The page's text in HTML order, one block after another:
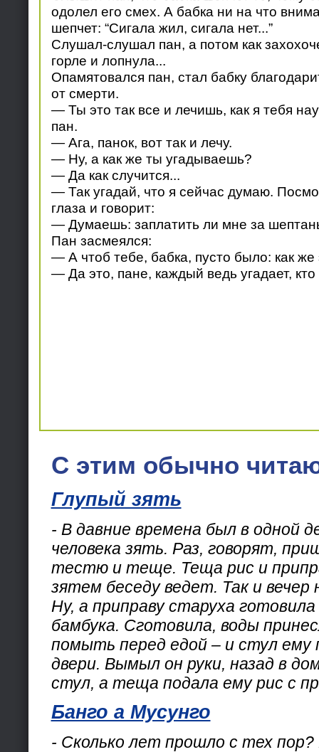
одолел его смех. А бабка ни на что
шепчет: “Сигала жил, сигала нет...”
Слушал-слушал пан, а потом как
горле и лопнула...
Опамятовался пан, стал бабку
от смерти.
— Ты это так все и лечишь, как я тебя
пан.
— Ага, панок, вот так и лечу.
— Ну, а как же ты угадываешь?
— Да как случится...
— Так угадай, что я сейчас думаю.
глаза и говорит:
— Думаешь: заплатить ли мне за
Пан засмеялся:
— А чтоб тебе, бабка, пусто было: как же
— Да это, пане, каждый ведь угадает, кто
С этим обычно
Глупый зять
- В давние времена был в одной
человека зять. Раз, говорят,
тестю и теще. Теща рис и
зятем беседу ведет. Так и вечер
Ну, а приправу старуха готовила
бамбука. Сготовила, воды
помыть перед едой – и стул ему
двери. Вымыл он руки, назад в
стул, а теща подала ему рис с
Банго а Мусунго
- Сколько лет прошло с тех